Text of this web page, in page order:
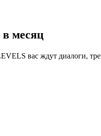
в месяц
вас ждут диалоги,